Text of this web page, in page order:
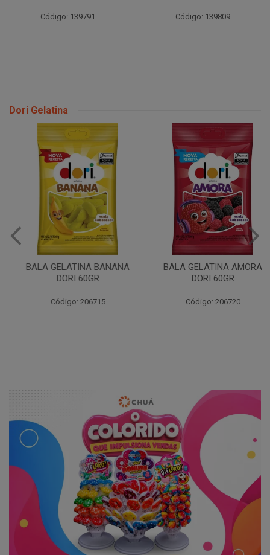
Código: 139791 Código: 139809
Dori Gelatina
BALA GELATINA BANANA
DORI 60GR
Código: 206715
BALA GELATINA AMORA
DORI 60GR
Código: 206720